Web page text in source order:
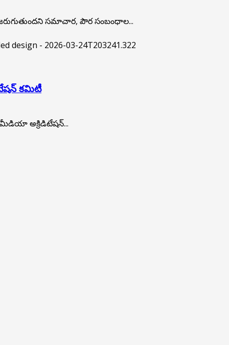
జరుగుతుందని సమాచార, పౌర సంబంధాల...
కమిటీ
అక్రిడిటేషన్...